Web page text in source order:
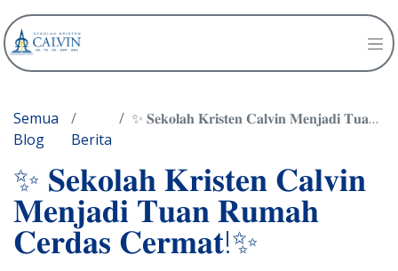
Semua
Blog
Berita
✨ 𝐒𝐞𝐤𝐨𝐥𝐚𝐡 𝐊𝐫𝐢𝐬𝐭𝐞𝐧 𝐂𝐚𝐥𝐯𝐢𝐧 𝐌𝐞𝐧𝐣𝐚𝐝𝐢 𝐓𝐮𝐚𝐧 𝐑𝐮𝐦𝐚𝐡 𝐂𝐞𝐫𝐝𝐚𝐬 𝐂𝐞𝐫𝐦𝐚𝐭!✨
✨ 𝐒𝐞𝐤𝐨𝐥𝐚𝐡 𝐊𝐫𝐢𝐬𝐭𝐞𝐧 𝐂𝐚𝐥𝐯𝐢𝐧
𝐌𝐞𝐧𝐣𝐚𝐝𝐢 𝐓𝐮𝐚𝐧 𝐑𝐮𝐦𝐚𝐡
𝐂𝐞𝐫𝐝𝐚𝐬 𝐂𝐞𝐫𝐦𝐚𝐭!✨